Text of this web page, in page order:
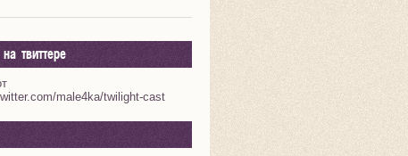
твиттере
male4ka/twilight-cast